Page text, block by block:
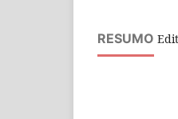
RESUMO